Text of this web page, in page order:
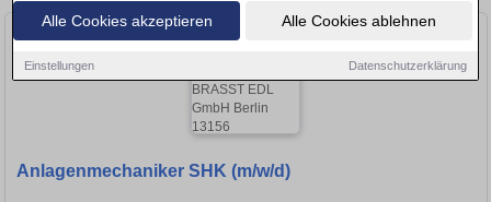
Alle Cookies akzeptieren Alle Cookies ablehnen
Einstellungen Datenschutzerklärung
Anlagenmechaniker SHK (m/w/d)